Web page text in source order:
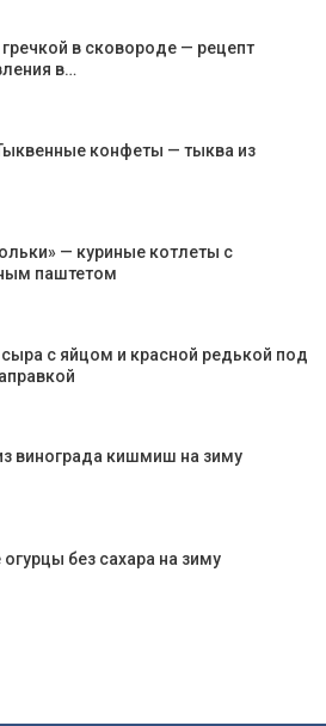
гречкой в сковороде — рецепт
в…
конфеты — тыква из
— куриные котлеты с
паштетом
сыра с яйцом и красной редькой под
винограда кишмиш на зиму
без сахара на зиму